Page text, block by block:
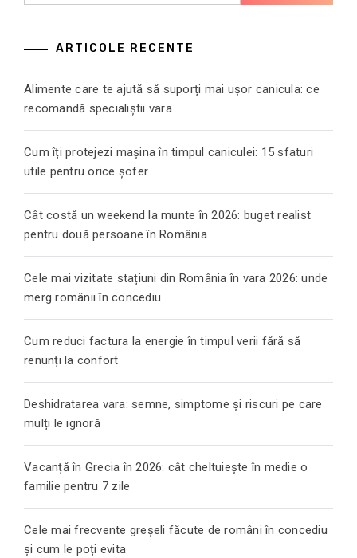
ARTICOLE RECENTE
Alimente care te ajută să suporți mai ușor canicula: ce
recomandă specialiștii vara
Cum îți protejezi mașina în timpul caniculei: 15 sfaturi
utile pentru orice șofer
Cât costă un weekend la munte în 2026: buget realist
pentru două persoane în România
Cele mai vizitate stațiuni din România în vara 2026: unde
merg românii în concediu
Cum reduci factura la energie în timpul verii fără să
renunți la confort
Deshidratarea vara: semne, simptome și riscuri pe care
mulți le ignoră
Vacanță în Grecia în 2026: cât cheltuiește în medie o
familie pentru 7 zile
Cele mai frecvente greșeli făcute de români în concediu
și cum le poți evita